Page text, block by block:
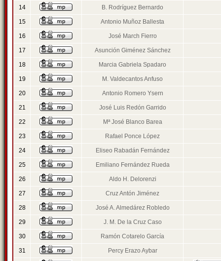
14 B. Rodríguez Bernardo
15 Antonio Muñoz Ballesta
16 José March Fierro
17 Asunción Giménez Sánchez
18 Marcia Gabriela Spadaro
19 M. Valdecantos Anfuso
20 Antonio Romero Ysern
21 José Luis Redón Garrido
22 Mª José Blanco Barea
23 Rafael Ponce López
24 Eliseo Rabadán Fernández
25 Emiliano Fernández Rueda
26 Aldo H. Delorenzi
27 Cruz Antón Jiménez
28 José A. Almedárez Robledo
29 J. M. De la Cruz Caso
30 Ramón Cotarelo García
31 Percy Erazo Aybar